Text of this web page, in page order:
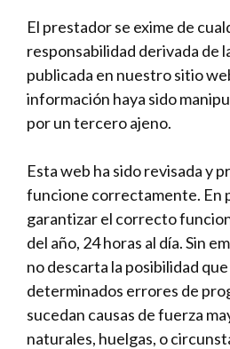
El prestador se exime de
responsabilidad derivada de
publicada en nuestro sitio
información haya sido
por un tercero ajeno.
Esta web ha sido revisada y
funcione correctamente. En
garantizar el correcto
del año, 24 horas al día. Sin
no descarta la posibilidad
determinados errores de
sucedan causas de fuerza
naturales, huelgas, o